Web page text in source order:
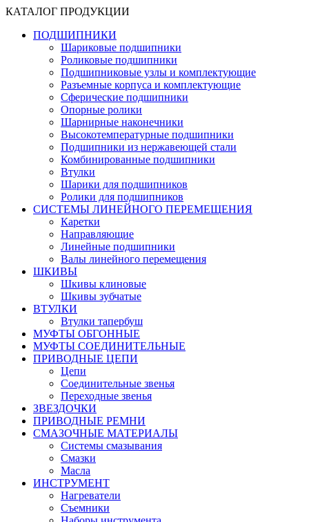
КАТАЛОГ ПРОДУКЦИИ
ПОДШИПНИКИ
Шариковые подшипники
Роликовые подшипники
Подшипниковые узлы и комплектующие
Разъемные корпуса и комплектующие
Сферические подшипники
Опорные ролики
Шарнирные наконечники
Высокотемпературные подшипники
Подшипники из нержавеющей стали
Комбинированные подшипники
Втулки
Шарики для подшипников
Ролики для подшипников
СИСТЕМЫ ЛИНЕЙНОГО ПЕРЕМЕЩЕНИЯ
Каретки
Направляющие
Линейные подшипники
Валы линейного перемещения
ШКИВЫ
Шкивы клиновые
Шкивы зубчатые
ВТУЛКИ
Втулки тапербуш
МУФТЫ ОБГОННЫЕ
МУФТЫ СОЕДИНИТЕЛЬНЫЕ
ПРИВОДНЫЕ ЦЕПИ
Цепи
Соединительные звенья
Переходные звенья
ЗВЕЗДОЧКИ
ПРИВОДНЫЕ РЕМНИ
СМАЗОЧНЫЕ МАТЕРИАЛЫ
Системы смазывания
Смазки
Масла
ИНСТРУМЕНТ
Нагреватели
Съемники